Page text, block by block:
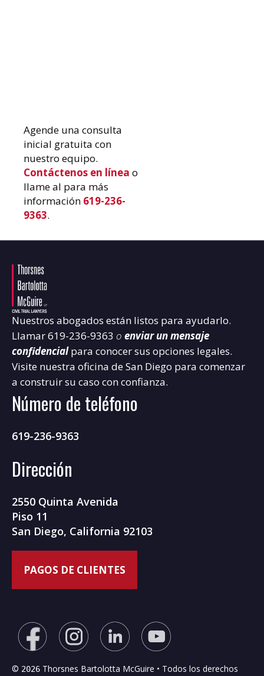
Agende una consulta
inicial gratuita con
nuestro equipo.
Contáctenos en línea o
llame al para más
información 619-236-
9363.
Nuestros abogados están listos para ayudarlo.
Llamar619-236-9363 o enviar un mensaje
confidencialpara conocer sus opciones legales.
Visite nuestra oficina de San Diego para comenzar
a construir su caso con confianza.
Número de teléfono
619-236-9363
Dirección
2550 Quinta Avenida
Piso 11
San Diego, California 92103
© 2026 Thorsnes Bartolotta McGuire • Todos los derechos